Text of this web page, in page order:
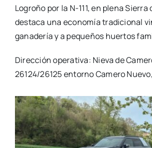
Logroño por la N-111, en plena Sierra
destaca una economía tradicional
ganadería y a pequeños huertos
Dirección operativa: Nieva de
26124/26125 entorno Camero